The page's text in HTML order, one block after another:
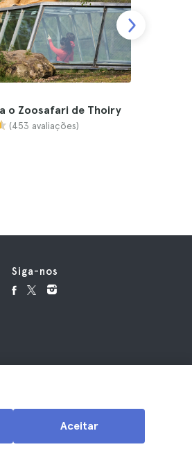
o Zoosafari de Thoiry
(453 avaliações)
Aceitar
Siga-nos